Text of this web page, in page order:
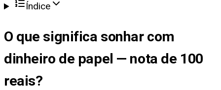
Índice
O que significa sonhar com
dinheiro de papel — nota de 100
reais?